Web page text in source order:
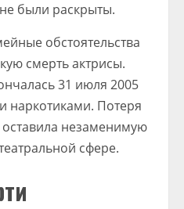
были раскрыты.
обстоятельства
смерть актрисы.
31 июля 2005
наркотиками. Потеря
оставила незаменимую
сфере.